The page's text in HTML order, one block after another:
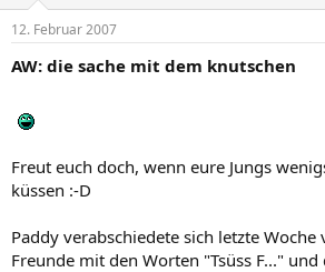
12. Februar 2007
AW: die sache mit dem knutschen
Freut euch doch, wenn eure Jungs
küssen :-D
Paddy verabschiedete sich letzte
Freunde mit den Worten "Tsüss F..."